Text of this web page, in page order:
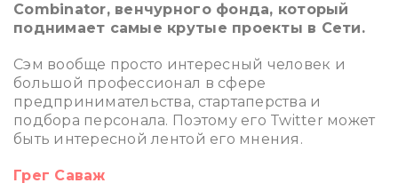
Combinator, венчурного фонда, который
поднимает самые крутые проекты в Сети.
Сэм вообще просто интересный человек и
большой профессионал в сфере
предпринимательства, стартаперства и
подбора персонала. Поэтому его Twitter может
быть интересной лентой его мнения.
Грег Саваж